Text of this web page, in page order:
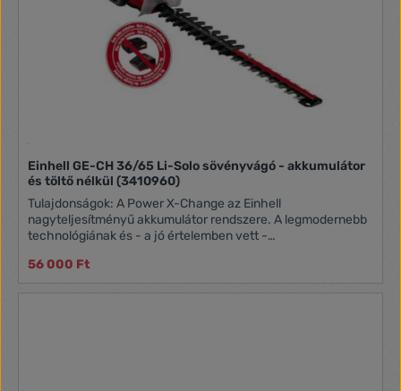
Einhell GE-CH 36/65 Li-Solo sövényvágó - akkumulátor
és töltő nélkül (3410960)
Tulajdonságok: A Power X-Change az Einhell
nagyteljesítményű akkumulátor rendszere. A legmodernebb
technológiának és - a jó értelemben vett -
fejlesztettünk ki, amely lehetővé teszi, hogy ugyanazt az
akkumulátort több készülékben is felhasználhassa - gyorsan
56 000 Ft